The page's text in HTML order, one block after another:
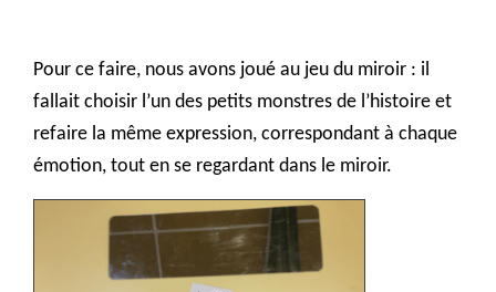
Pour ce faire, nous avons joué au jeu du miroir : il
fallait choisir l’un des petits monstres de l’histoire et
refaire la même expression, correspondant à chaque
émotion, tout en se regardant dans le miroir.